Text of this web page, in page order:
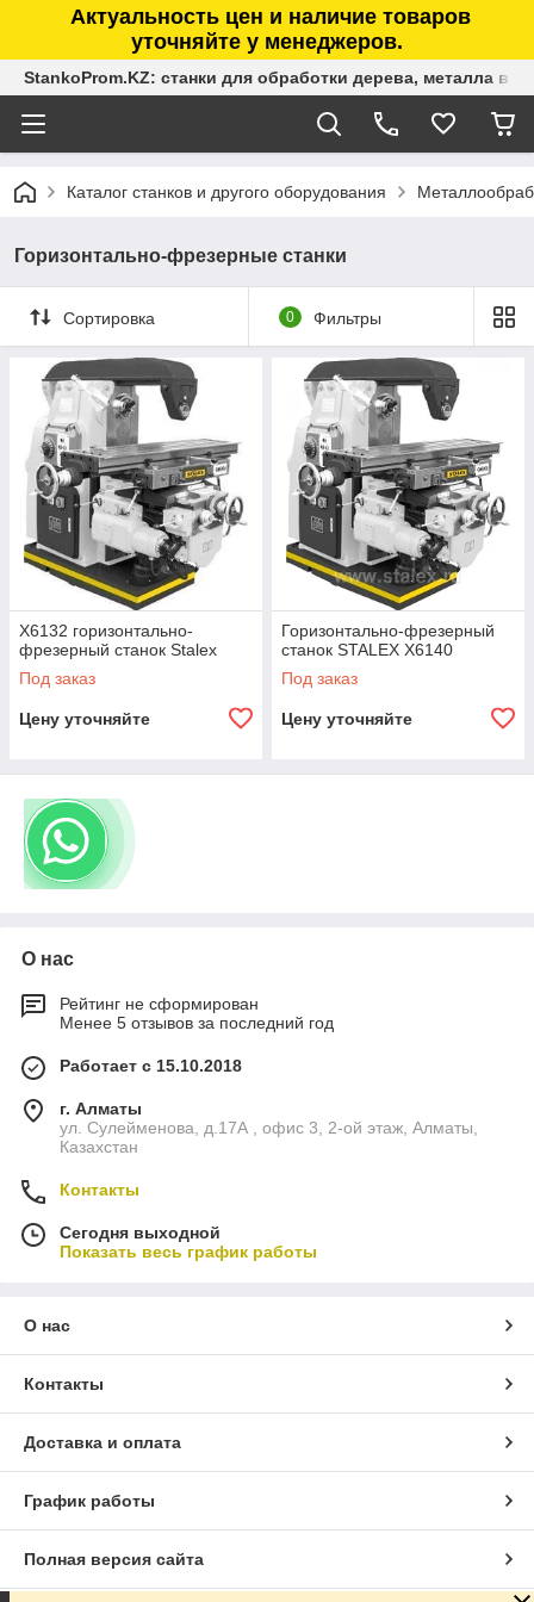
Актуальность цен и наличие товаров
уточняйте у менеджеров.
StankoProm.KZ: станки для обработки дерева, металла в
Каталог станков и другого оборудования
Горизонтально-фрезерные станки
Сортировка 0 Фильтры
X6132 горизонтально-
фрезерный станок Stalex
Под заказ
Цену уточняйте
Горизонтально-фрезерный
станок STALEX X6140
Под заказ
Цену уточняйте
О нас
Рейтинг не сформирован
Менее 5 отзывов за последний год
Работает с 15.10.2018
г. Алматы
ул. Сулейменова, д.17А , офис 3, 2-ой этаж, Алматы,
Казахстан
Контакты
Сегодня выходной
Показать весь график работы
О нас
Контакты
Доставка и оплата
График работы
Полная версия сайта